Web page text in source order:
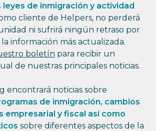
leyes de inmigración y actividad
cliente de Helpers, no perderá
ni sufrirá ningún retraso por
información más actualizada.
boletín para recibir un
de nuestras principales noticias.
encontrará noticias sobre
de inmigración, cambios
empresarial y fiscal así como
sobre diferentes aspectos de la